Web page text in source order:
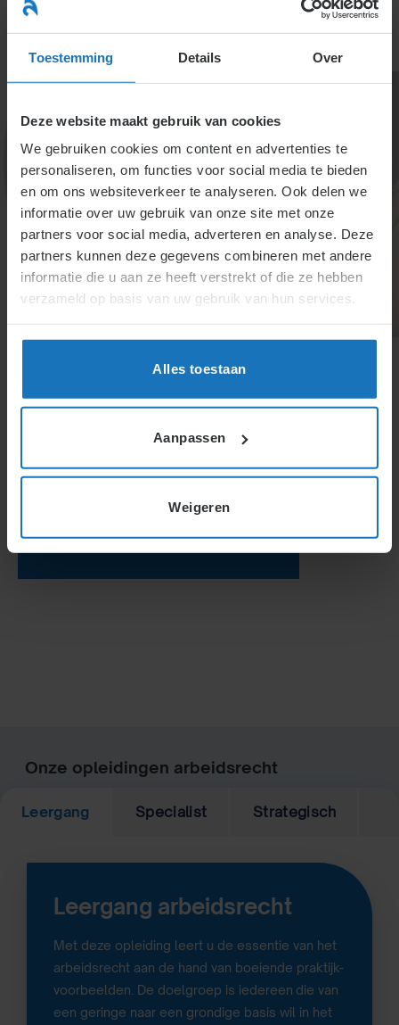
Toestemming Details Over
Deze website maakt gebruik van cookies
We gebruiken cookies om content en advertenties te
personaliseren, om functies voor social media te bieden
en om ons websiteverkeer te analyseren. Ook delen we
informatie over uw gebruik van onze site met onze
partners voor social media, adverteren en analyse. Deze
partners kunnen deze gegevens combineren met andere
informatie die u aan ze heeft verstrekt of die ze hebben
verzameld op basis van uw gebruik van hun services.
Alles toestaan
Aanpassen
Weigeren
naar
inhoud
Specialisten info
Deze informatie is voor de cursisten van onze
opleidingen.
Inlog voor cursisten
Onze opleidingen arbeidsrecht
Leergang Specialist Strategisch
Leergang arbeidsrecht
Met deze opleiding leert u de essentie van het
arbeidsrecht aan de hand van boeiende praktijk-
voorbeelden. De doelgroep is iedereen die van
een geringe naar een grondige basis wil in het